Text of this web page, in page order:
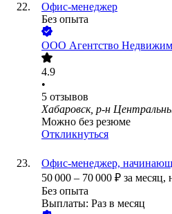
Офис-менеджер
Без опыта
ООО Агентство
4.9
•
5 отзывов
Хабаровск, р-н
Можно без резюме
Откликнуться
Офис-менеджер,
50 000 – 70 000 ₽ за месяц,
Без опыта
Выплаты: Раз в месяц